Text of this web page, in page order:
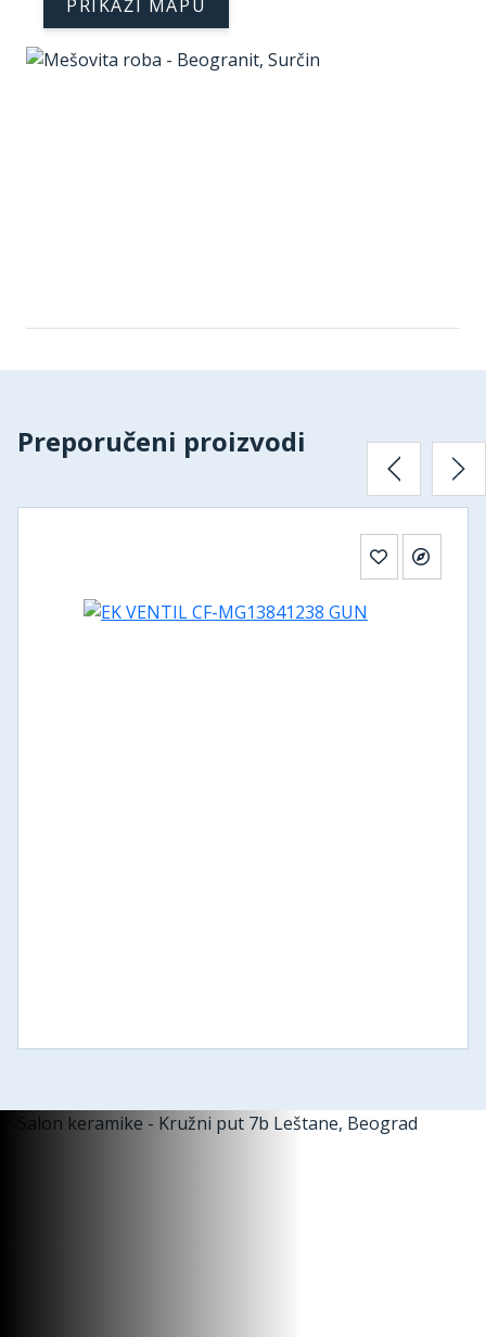
PRIKAŽI MAPU
Preporučeni proizvodi